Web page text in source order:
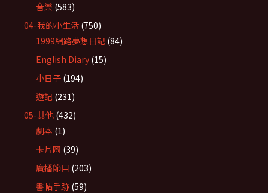
音樂 (583)
04-我的小生活 (750)
1999網路夢想日記 (84)
English Diary (15)
小日子 (194)
遊記 (231)
05-其他 (432)
劇本 (1)
卡片圖 (39)
廣播節目 (203)
書帖手跡 (59)